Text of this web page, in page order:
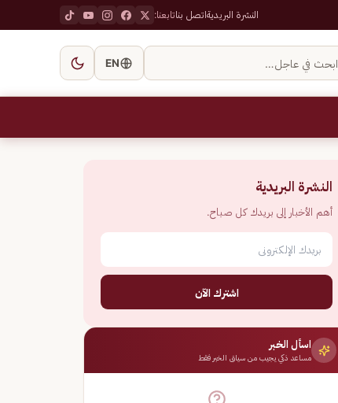
النشرة البريديةاتصل بناتابعنا:
ابحث في عاجل… EN
النشرة البريدية
أهم الأخبار إلى بريدك كل صباح.
اشترك الآن
اسأل الخبر
مساعد ذكي يجيب من سياق الخبر فقط